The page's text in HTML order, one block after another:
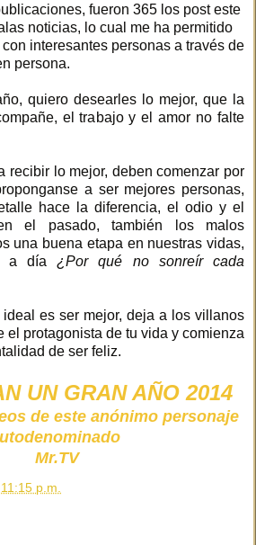
fueron 365 los post este
noticias, lo cual me ha permitido
interesantes personas a través de
persona.
quiero desearles lo mejor, que la
el trabajo y el amor no falte
recibir lo mejor, deben comenzar por
a ser mejores personas,
hace la diferencia, el odio y el
el pasado, también los malos
una buena etapa en nuestras vidas,
a día¿Por qué no sonreír cada
es ser mejor, deja a los villanos
el protagonista de tu vida y comienza
de ser feliz.
UN GRAN AÑO 2014
de este anónimo personaje
Mr.TV
11:15 p.m.